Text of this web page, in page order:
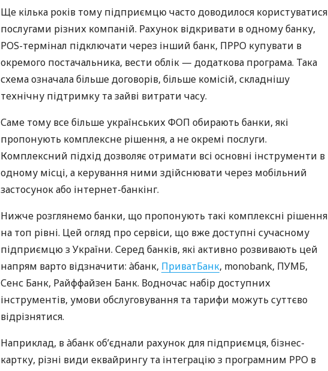
Ще кілька років тому підприємцю часто доводилося користуватися
послугами різних компаній. Рахунок відкривати в одному банку,
POS-термінал підключати через інший банк, ПРРО купувати в
окремого постачальника, вести облік — додаткова програма. Така
схема означала більше договорів, більше комісій, складнішу
технічну підтримку та зайві витрати часу.
Саме тому все більше українських ФОП обирають банки, які
пропонують комплексне рішення, а не окремі послуги.
Комплексний підхід дозволяє отримати всі основні інструменти в
одному місці, а керування ними здійснювати через мобільний
застосунок або інтернет-банкінг.
Нижче розглянемо банки, що пропонують такі комплексні рішення
на топ рівні. Цей огляд про сервіси, що вже доступні сучасному
підприємцю з України. Серед банків, які активно розвивають цей
напрям варто відзначити: àбанк, ПриватБанк, monobank, ПУМБ,
Сенс Банк, Райффайзен Банк. Водночас набір доступних
інструментів, умови обслуговування та тарифи можуть суттєво
відрізнятися.
Наприклад, в àбанк об’єднали рахунок для підприємця, бізнес-
картку, різні види еквайрингу та інтеграцію з програмним РРО в